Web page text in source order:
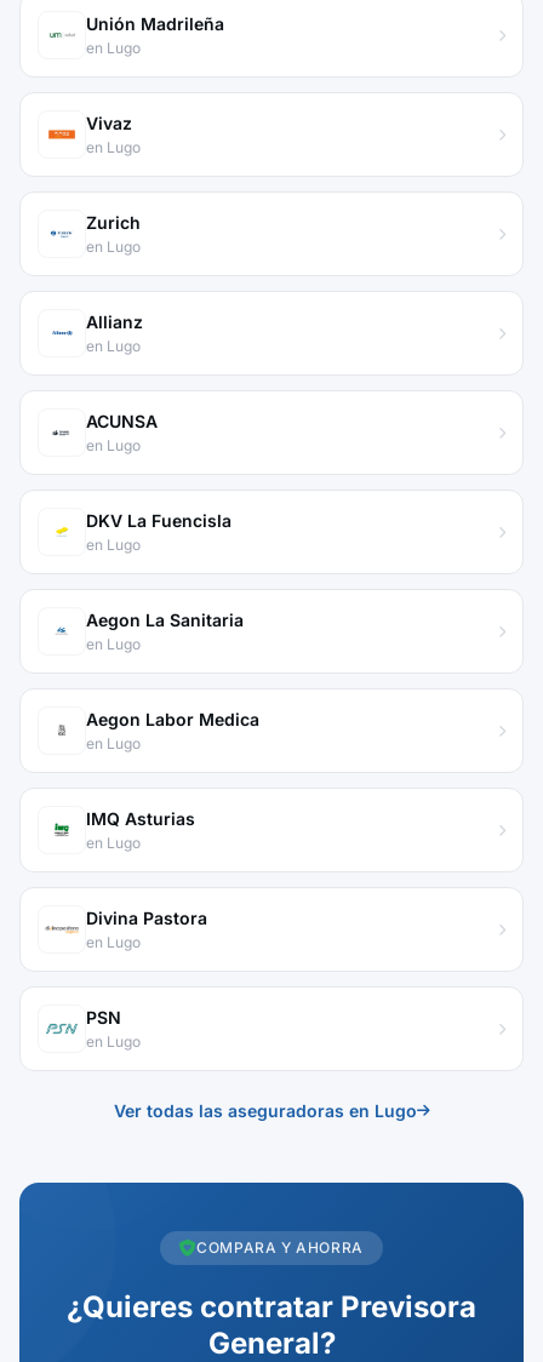
Unión Madrileña
en Lugo
Vivaz
en Lugo
Zurich
en Lugo
Allianz
en Lugo
ACUNSA
en Lugo
DKV La Fuencisla
en Lugo
Aegon La Sanitaria
en Lugo
Aegon Labor Medica
en Lugo
IMQ Asturias
en Lugo
Divina Pastora
en Lugo
PSN
en Lugo
Ver todas las aseguradoras en Lugo
COMPARA Y AHORRA
¿Quieres contratar Previsora
General?